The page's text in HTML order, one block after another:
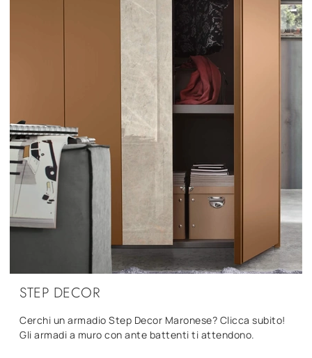
STEP DECOR
Cerchi un armadio Step Decor Maronese? Clicca subito!
Gli armadi a muro con ante battenti ti attendono.